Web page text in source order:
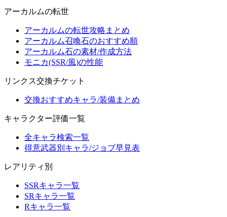
アーカルムの転世
アーカルムの転世攻略まとめ
アーカルム召喚石のおすすめ順
アーカルム石の素材/作成方法
モニカ(SSR/風)の性能
リンクス交換チケット
交換おすすめキャラ/装備まとめ
キャラクター評価一覧
全キャラ検索一覧
得意武器別キャラ/ジョブ早見表
レアリティ別
SSRキャラ一覧
SRキャラ一覧
Rキャラ一覧